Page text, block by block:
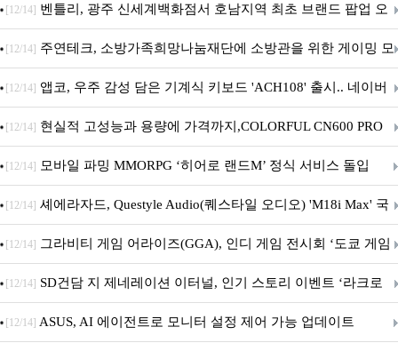
Crosshair X870E EDITION 20 국내 출시 예정
[12/14] 벤틀리, 광주 신세계백화점서 호남지역 최초 브랜드 팝업 오
픈
[12/14] 주연테크, 소방가족희망나눔재단에 소방관을 위한 게이밍 모
니터·스마트 펫 침대 기부
[12/14] 앱코, 우주 감성 담은 기계식 키보드 'ACH108' 출시.. 네이버
브랜드데이 기획전 진행
[12/14] 현실적 고성능과 용량에 가격까지,COLORFUL CN600 PRO
M.2 NVMe 디앤디컴 1TB
[12/14] 모바일 파밍 MMORPG ‘히어로 랜드M’ 정식 서비스 돌입
[12/14] 셰에라자드, Questyle Audio(퀘스타일 오디오) 'M18i Max' 국
내 정식 출시
[12/14] 그라비티 게임 어라이즈(GGA), 인디 게임 전시회 ‘도쿄 게임
던전 13’ 참가!
[12/14] SD건담 지 제네레이션 이터널, 인기 스토리 이벤트 ‘라크로
아의 용사’ 재개최 및 풍성한 기념 이벤트 실시!
[12/14] ASUS, AI 에이전트로 모니터 설정 제어 가능 업데이트